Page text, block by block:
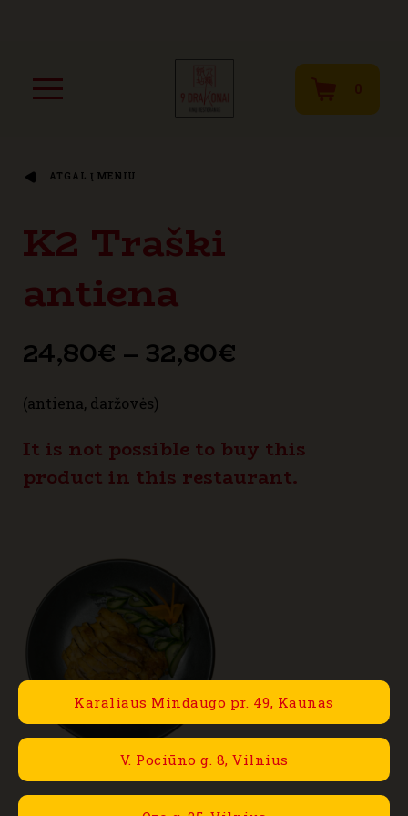
Karaliaus Mindaugo pr. 49, Kaunas
V. Pociūno g. 8, Vilnius
ATGAL Į MENIU
K2 Traški
antiena
24,80€ – 32,80€
24,80€
through
(antiena, daržovės)
It is not possible to buy this
product in this restaurant.